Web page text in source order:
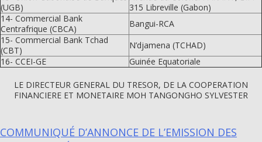
(UGB)
315 Libreville (Gabon)
14- Commercial Bank
Centrafrique (CBCA)
Bangui-RCA
15- Commercial Bank Tchad
(CBT)
N’djamena (TCHAD)
16- CCEI-GE
Guinée Equatoriale
LE DIRECTEUR GENERAL DU TRESOR, DE LA COOPERATION
FINANCIERE ET MONETAIRE MOH TANGONGHO SYLVESTER
COMMUNIQUÉ D’ANNONCE DE L’EMISSION DES